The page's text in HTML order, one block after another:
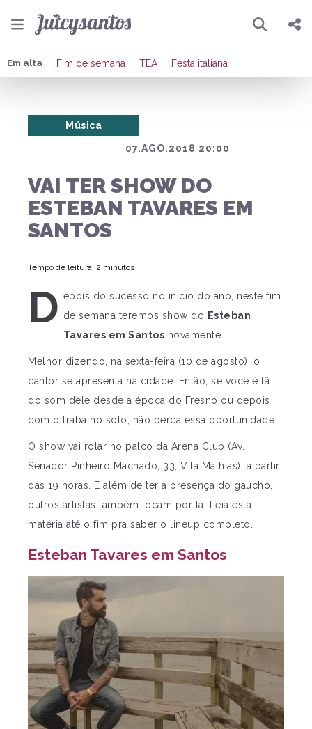
Pesquisar
Compartilhar
Em alta Fim de semana TEA Festa italiana
07.AGO.2018 20:00
Música
VAI TER SHOW DO
ESTEBAN TAVARES EM
SANTOS
Tempo de leitura: 2 minutos
D epois do sucesso no início do ano, neste fim
de semana teremos show do Esteban
Tavares em Santos novamente.
Melhor dizendo, na sexta-feira (10 de agosto), o
cantor se apresenta na cidade. Então, se você é fã
do som dele desde a época do Fresno ou depois
com o trabalho solo, não perca essa oportunidade.
O show vai rolar no palco da Arena Club (Av.
Senador Pinheiro Machado, 33, Vila Mathias), a partir
das 19 horas. E além de ter a presença do gaúcho,
outros artistas também tocam por lá. Leia esta
matéria até o fim pra saber o lineup completo.
Esteban Tavares em Santos